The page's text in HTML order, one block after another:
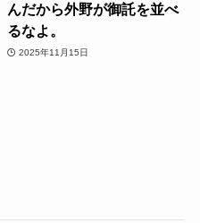
んだから外野が御託を並べ
るなよ。
2025年11月15日